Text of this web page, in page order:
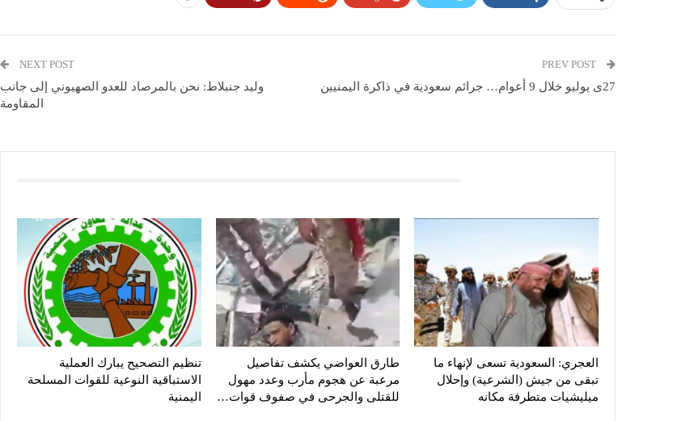
27ى يوليو خلال 9 أعوام… جرائم سعودية في ذاكرة اليمنيين
NEXT POST
وليد جنبلاط: نحن بالمرصاد للعدو الصهيوني إلى جانب
المقاومة
العجري: السعودية تسعى لإنهاء ما
تبقى من جيش (الشرعية) وإحلال
ميليشيات متطرفة مكانه
طارق العواضي يكشف تفاصيل
مرعبة عن هجوم مأرب وعدد مهول
للقتلى والجرحى في صفوف قوات…
تنظيم التصحيح يبارك العملية
الاستباقية النوعية للقوات المسلحة
اليمنية